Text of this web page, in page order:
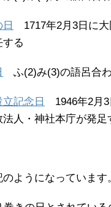
1717年2月3日に
する
ふ(2)み(3)の語呂合
記念日
1946年2月3
法人・神社本庁が発足
ようになっています